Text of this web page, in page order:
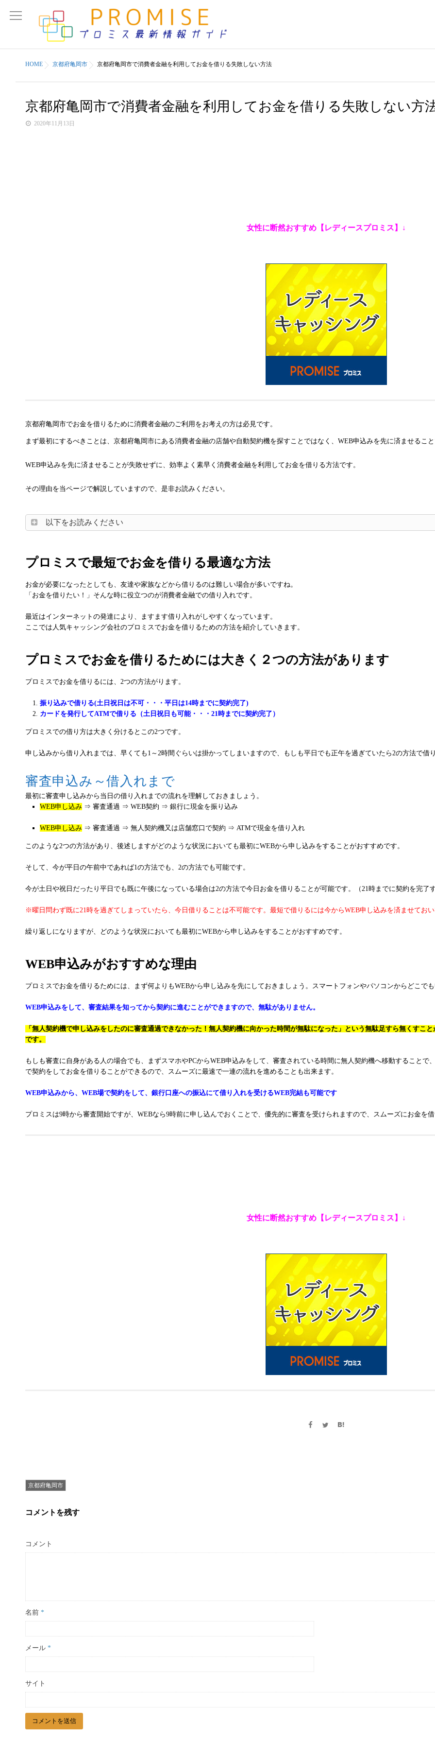
HOME 京都府亀岡市 京都府亀岡市で消費者金融を利用してお金を借りる失敗しない方法
京都府亀岡市で消費者金融を利用してお金を借りる失敗しない方
2020年11月13日
女性に断然おすすめ【レディースプロミス】↓
京都府亀岡市でお金を借りるために消費者金融のご利用をお考えの方は必見です。
まず最初にするべきことは、京都府亀岡市にある消費者金融の店舗や自動契約機を探すことではなく、WEB申込みを先に済ませるこ
WEB申込みを先に済ませることが失敗せずに、効率よく素早く消費者金融を利用してお金を借りる方法です。
その理由を当ページで解説していますので、是非お読みください。
以下をお読みください
プロミスで最短でお金を借りる最適な方法
お金が必要になったとしても、友達や家族などから借りるのは難しい場合が多いですね。
「お金を借りたい！」そんな時に役立つのが消費者金融での借り入れです。
最近はインターネットの発達により、ますます借り入れがしやすくなっています。
ここでは人気キャッシング会社のプロミスでお金を借りるための方法を紹介していきます。
プロミスでお金を借りるためには大きく２つの方法があります
プロミスでお金を借りるには、2つの方法がります。
振り込みで借りる(土日祝日は不可・・・平日は14時までに契約完了)
カードを発行してATMで借りる（土日祝日も可能・・・21時までに契約完了）
プロミスでの借り方は大きく分けるとこの2つです。
申し込みから借り入れまでは、早くても1～2時間ぐらいは掛かってしまいますので、もしも平日でも正午を過ぎていたら2の方法で借
審査申込み～借入れまで
最初に審査申し込みから当日の借り入れまでの流れを理解しておきましょう。
WEB申し込み ⇒ 審査通過 ⇒ WEB契約 ⇒ 銀行に現金を振り込み
WEB申し込み ⇒ 審査通過 ⇒ 無人契約機又は店舗窓口で契約 ⇒ ATMで現金を借り入れ
このような2つの方法があり、後述しますがどのような状況においても最初にWEBから申し込みをすることがおすすめです。
そして、今が平日の午前中であれば1の方法でも、2の方法でも可能です。
今が土日や祝日だったり平日でも既に午後になっている場合は2の方法で今日お金を借りることが可能です。（21時までに契約を完了
※曜日問わず既に21時を過ぎてしまっていたら、今日借りることは不可能です。最短で借りるには今からWEB申し込みを済ませてお
繰り返しになりますが、どのような状況においても最初にWEBから申し込みをすることがおすすめです。
WEB申込みがおすすめな理由
プロミスでお金を借りるためには、まず何よりもWEBから申し込みを先にしておきましょう。スマートフォンやパソコンからどこで
WEB申込みをして、審査結果を知ってから契約に進むことができますので、無駄がありません。
「無人契約機で申し込みをしたのに審査通過できなかった！無人契約機に向かった時間が無駄になった」という無駄足すら無くすこ
です。
もしも審査に自身がある人の場合でも、まずスマホやPCからWEB申込みをして、審査されている時間に無人契約機へ移動すること
で契約をしてお金を借りることができるので、スムーズに最速で一連の流れを進めることも出来ます。
WEB申込みから、WEB場で契約をして、銀行口座への振込にて借り入れを受けるWEB完結も可能です
プロミスは9時から審査開始ですが、WEBなら9時前に申し込んでおくことで、優先的に審査を受けられますので、スムーズにお金を
女性に断然おすすめ【レディースプロミス】↓
京都府亀岡市
コメントを残す
コメント
名前 *
メール *
サイト